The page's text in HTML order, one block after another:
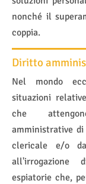
nonché il
coppia.
Diritto
Nel mondo
situazioni
che
amministrative
clericale e/o
espiatorie che,